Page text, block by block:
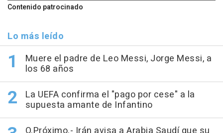
Contenido patrocinado
Lo más leído
Muere el padre de Leo Messi, Jorge Messi, a
los 68 años
La UEFA confirma el "pago por cese" a la
supuesta amante de Infantino